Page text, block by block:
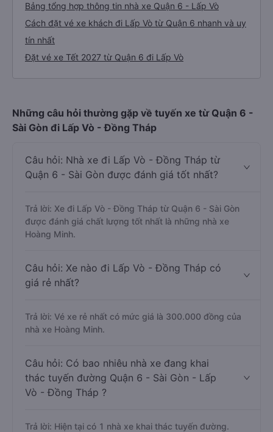
Bảng tổng hợp thông tin nhà xe Quận 6 - Lấp Vò
Cách đặt vé xe khách đi Lấp Vò từ Quận 6 nhanh và uy
tín nhất
Đặt vé xe Tết 2027 từ Quận 6 đi Lấp Vò
Những câu hỏi thường gặp về tuyến xe từ Quận 6 -
Sài Gòn đi Lấp Vò - Đồng Tháp
Câu hỏi: Nhà xe đi Lấp Vò - Đồng Tháp từ
Quận 6 - Sài Gòn được đánh giá tốt nhất?
Trả lời: Xe đi Lấp Vò - Đồng Tháp từ Quận 6 - Sài Gòn
được đánh giá chất lượng tốt nhất là những nhà xe
Hoàng Minh.
Câu hỏi: Xe nào đi Lấp Vò - Đồng Tháp có
giá rẻ nhất?
Trả lời: Vé xe rẻ nhất có mức giá là 300.000 đồng của
nhà xe Hoàng Minh.
Câu hỏi: Có bao nhiêu nhà xe đang khai
thác tuyến đường Quận 6 - Sài Gòn - Lấp
Vò - Đồng Tháp ?
Trả lời: Hiện tại có 1 nhà xe khai thác tuyến đường.